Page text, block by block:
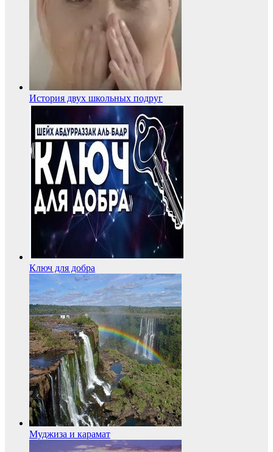
История двух школьных подруг
Ключ для добра
Муджиза и карамат